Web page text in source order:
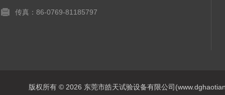
传真：86-0769-81185797
版权所有 © 2026 东莞市皓天试验设备有限公司